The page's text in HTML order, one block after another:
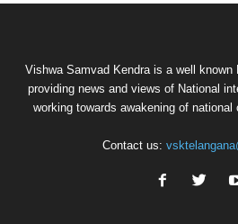
Vishwa Samvad Kendra is a well known
providing news and views of National
working towards awakening of
Contact us: